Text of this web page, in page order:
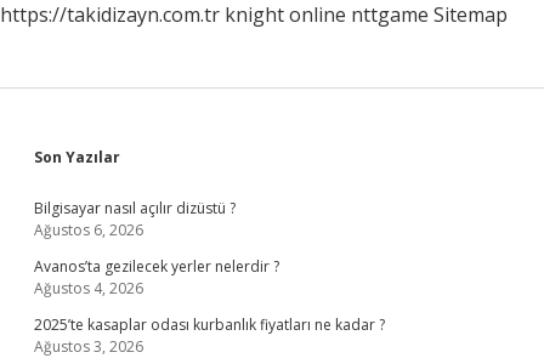
https://takidizayn.com.tr knight online nttgame Sitemap
Sidebar
Son Yazılar
Bilgisayar nasıl açılır dizüstü ?
Ağustos 6, 2026
Avanos’ta gezilecek yerler nelerdir ?
Ağustos 4, 2026
2025’te kasaplar odası kurbanlık fiyatları ne kadar ?
Ağustos 3, 2026